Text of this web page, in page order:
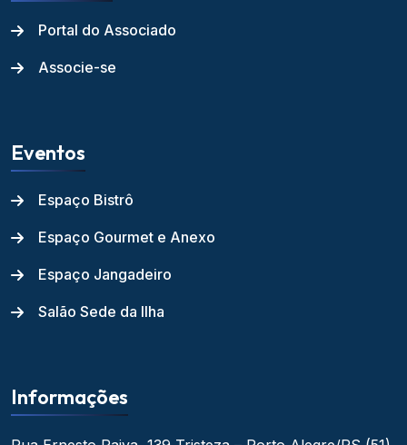
Portal do Associado
Associe-se
Eventos
Espaço Bistrô
Espaço Gourmet e Anexo
Espaço Jangadeiro
Salão Sede da Ilha
Informações